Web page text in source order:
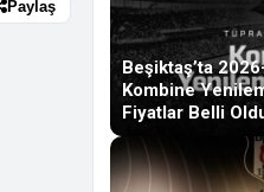
Paylaş
Beşiktaş’ta
Kombine
Fiyatlar Belli